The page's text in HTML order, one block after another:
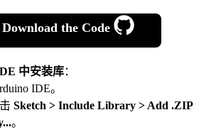
Download the Code
中安装库：
IDE。
Sketch > Include Library > Add .ZIP
。